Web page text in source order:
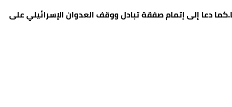
دعا إلى إتمام صفقة تبادل ووقف العدوان الإسرائيلي على